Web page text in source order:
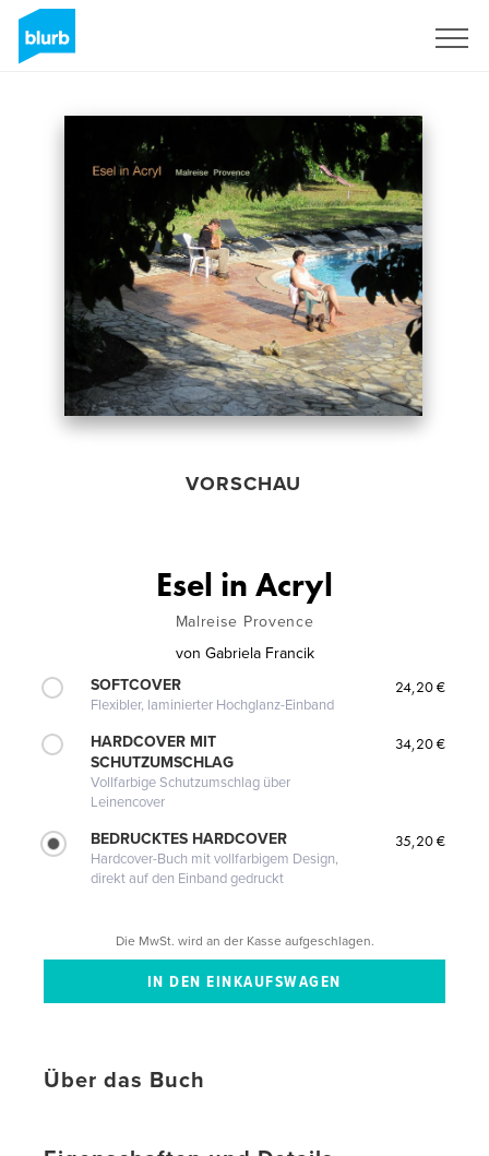
VORSCHAU
Esel in Acryl
Malreise Provence
von Gabriela Francik
SOFTCOVER
Flexibler, laminierter Hochglanz-Einband
24,20 €
HARDCOVER MIT
SCHUTZUMSCHLAG
Vollfarbige Schutzumschlag über
Leinencover
34,20 €
BEDRUCKTES HARDCOVER
Hardcover-Buch mit vollfarbigem Design,
direkt auf den Einband gedruckt
35,20 €
Die MwSt. wird an der Kasse aufgeschlagen.
Über das Buch